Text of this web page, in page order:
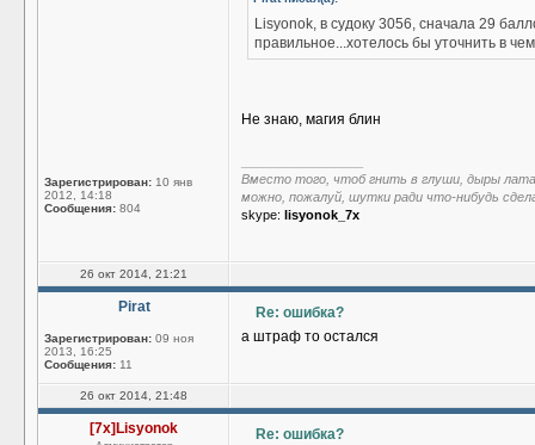
Зарегистрирован: 10 янв
2012, 14:18
Сообщения: 804
Lisyonok, в судоку 3056, сначала 29
правильное...хотелось бы уточнить в
Не знаю, магия блин
Вместо того, чтоб гнить в глуши, дыры
можно, пожалуй, шутки ради что-нибудь
skype: lisyonok_7x
26 окт 2014, 21:21
Pirat
Зарегистрирован: 09 ноя
2013, 16:25
Сообщения: 11
Re: ошибка?
а штраф то остался
26 окт 2014, 21:48
[7x]Lisyonok
Re: ошибка?